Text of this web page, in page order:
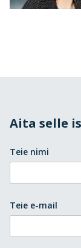
Aita selle
Teie nimi
Teie e-mail